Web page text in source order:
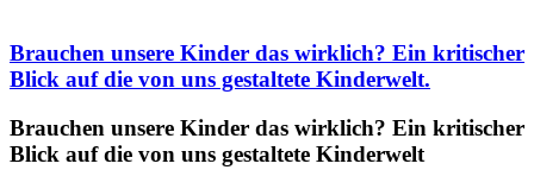
Brauchen unsere Kinder das wirklich? Ein kritischer
Blick auf die von uns gestaltete Kinderwelt.
Brauchen unsere Kinder das wirklich? Ein kritischer
Blick auf die von uns gestaltete Kinderwelt